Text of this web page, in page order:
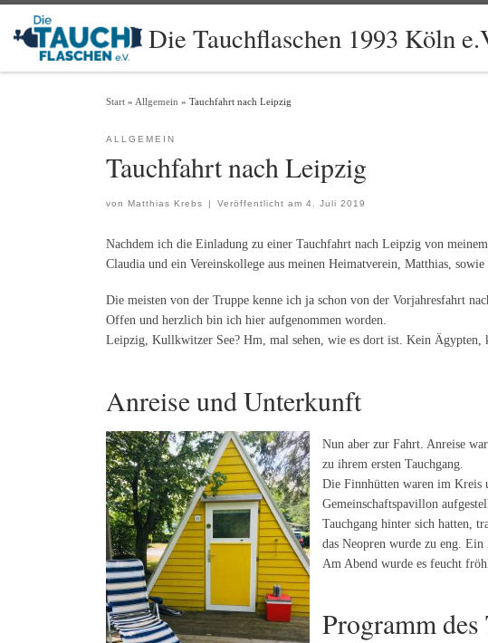
Zum Inhalt springen Die Tauchflaschen 1993 Köln
Start » Allgemein » Tauchfahrt nach Leipzig
ALLGEMEIN
Tauchfahrt nach Leipzig
von Matthias Krebs Veröffentlicht am4. Juli 2019
Nachdem ich die Einladung zu einer Tauchfahrt nach Leipzig von
Claudia und ein Vereinskollege aus meinen Heimatverein, Matthias,
Die meisten von der Truppe kenne ich ja schon von der Vorjahresfahrt
Offen und herzlich bin ich hier aufgenommen worden.
Leipzig, Kullkwitzer See? Hm, mal sehen, wie es dort ist. Kein
Anreise und Unterkunft
Nun aber zur Fahrt. Anreise
zu ihrem ersten Tauchgang.
Die Finnhütten waren im Kreis
Gemeinschaftspavillon
Tauchgang hinter sich hatten,
das Neopren wurde zu eng. Ein
Am Abend wurde es feucht
Programm des